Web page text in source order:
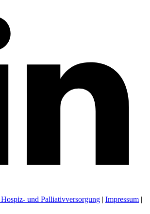
und Palliativversorgung | Impressum |